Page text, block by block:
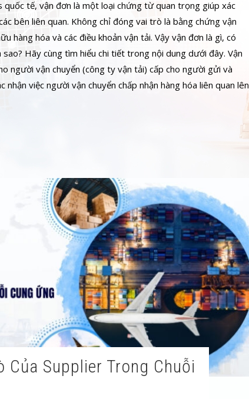
tế, vận đơn là một loại chứng từ quan trọng giúp xác
bên liên quan. Không chỉ đóng vai trò là bằng chứng vận
hàng hóa và các điều khoản vận tải. Vậy vận đơn là gì, có
Hãy cùng tìm hiểu chi tiết trong nội dung dưới đây. Vận
người vận chuyển (công ty vận tải) cấp cho người gửi và
nhận việc người vận chuyển chấp nhận hàng hóa liên quan lên